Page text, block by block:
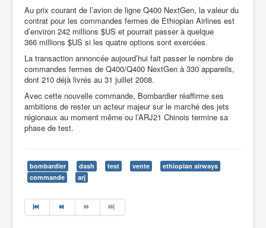
Au prix courant de l’avion de ligne Q400 NextGen, la valeur du
contrat pour les commandes fermes de Ethiopian Airlines est
d’environ 242 millions $US et pourrait passer à quelque
366 millions $US si les quatre options sont exercées.
La transaction annoncée aujourd’hui fait passer le nombre de
commandes fermes de Q400/Q400 NextGen à 330 appareils,
dont 210 déjà livrés au 31 juillet 2008.
Avec cette nouvelle commande, Bombardier réaffirme ses
ambitions de rester un acteur majeur sur le marché des jets
régionaux au moment même ou l’ARJ21 Chinois termine sa
phase de test.
bombardier dash test vente
ethiopian airways
commande
arj